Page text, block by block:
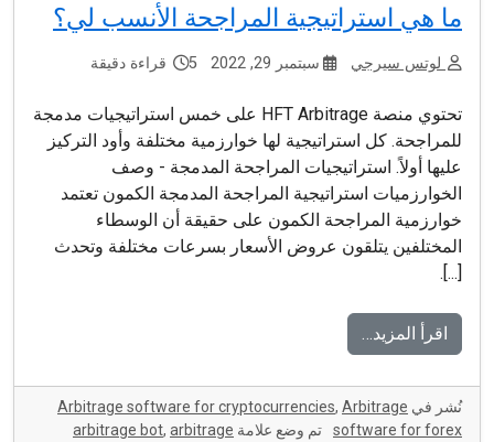
ما هي استراتيجية المراجحة الأنسب لي؟
لوتس سيرجي سبتمبر 29, 2022 5 قراءة دقيقة
تحتوي منصة HFT Arbitrage على خمس استراتيجيات مدمجة
للمراجحة. كل استراتيجية لها خوارزمية مختلفة وأود التركيز
عليها أولاً. استراتيجيات المراجحة المدمجة - وصف
الخوارزميات استراتيجية المراجحة المدمجة الكمون تعتمد
خوارزمية المراجحة الكمون على حقيقة أن الوسطاء
المختلفين يتلقون عروض الأسعار بسرعات مختلفة وتحدث
[...].
اقرأ المزيد…
نُشر في Arbitrage software for cryptocurrencies, Arbitrage
software for forex
تم وضع علامة arbitrage bot, arbitrage